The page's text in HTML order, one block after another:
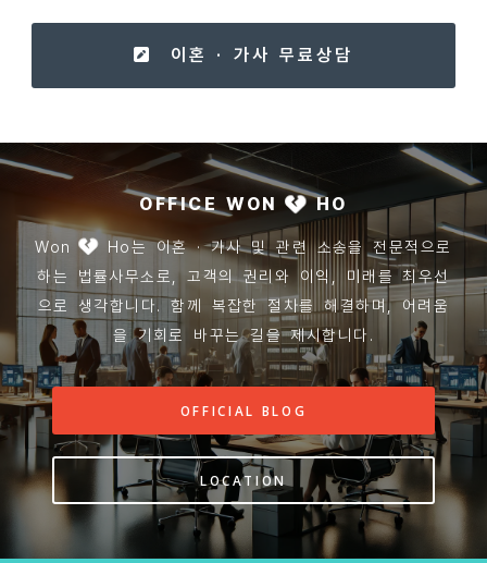
이혼 · 가사 무료상담
OFFICE WON HO
Won
Ho는 이혼 · 가사 및 관련 소송을 전문적으로
하는 법률사무소로, 고객의 권리와 이익, 미래를 최우선
으로 생각합니다. 함께 복잡한 절차를 해결하며, 어려움
을 기회로 바꾸는 길을 제시합니다.
OFFICIAL BLOG
LOCATION